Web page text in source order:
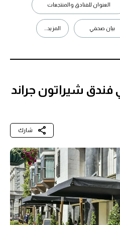
العنوان للفنادق والمنتجعات
بيان صحفي المزيد...
فندق شيراتون جراند
شارك